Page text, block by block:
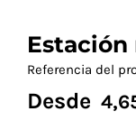
Referencia del
Desde